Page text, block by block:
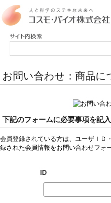
お問い合わせ：商品に
下記のフォームに必要事項を記
会員登録されている方は、ユーザＩＤ
録された会員情報をお問い合わせフォ
ID